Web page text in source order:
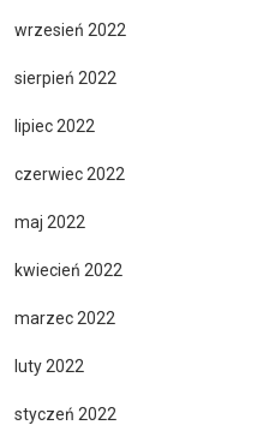
wrzesień 2022
sierpień 2022
lipiec 2022
czerwiec 2022
maj 2022
kwiecień 2022
marzec 2022
luty 2022
styczeń 2022